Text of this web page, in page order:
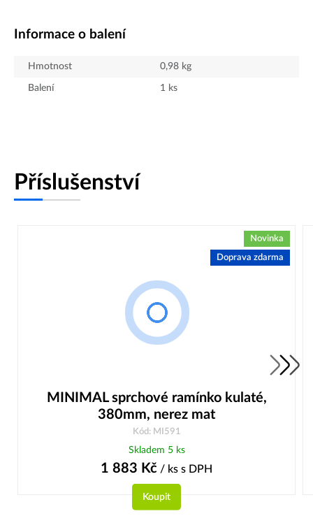
Informace o balení
Hmotnost 0,98 kg
Balení 1 ks
Příslušenství
Novinka
Doprava zdarma
MINIMAL sprchové ramínko kulaté,
380mm, nerez mat
Kód: MI591
Skladem 5 ks
1 883 Kč / ks s DPH
Koupit